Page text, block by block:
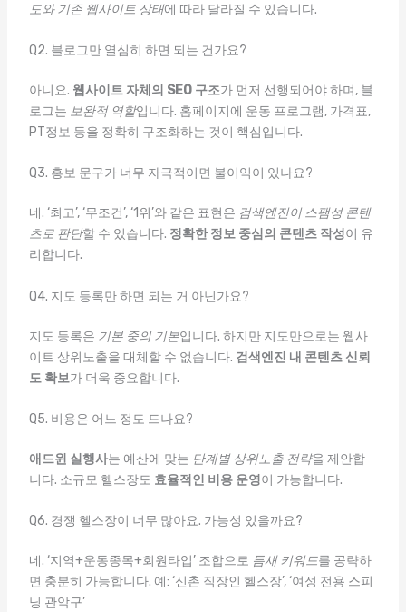
도와 기존 웹사이트 상태에 따라 달라질 수 있습니다.
Q2. 블로그만 열심히 하면 되는 건가요?
아니요. 웹사이트 자체의 SEO 구조가 먼저 선행되어야 하며, 블
로그는 보완적 역할입니다. 홈페이지에 운동 프로그램, 가격표,
PT정보 등을 정확히 구조화하는 것이 핵심입니다.
Q3. 홍보 문구가 너무 자극적이면 불이익이 있나요?
네. ‘최고’, ‘무조건’, ‘1위’와 같은 표현은 검색엔진이 스팸성 콘텐
츠로 판단할 수 있습니다. 정확한 정보 중심의 콘텐츠 작성이 유
리합니다.
Q4. 지도 등록만 하면 되는 거 아닌가요?
지도 등록은 기본 중의 기본입니다. 하지만 지도만으로는 웹사
이트 상위노출을 대체할 수 없습니다. 검색엔진 내 콘텐츠 신뢰
도 확보가 더욱 중요합니다.
Q5. 비용은 어느 정도 드나요?
애드윈 실행사는 예산에 맞는 단계별 상위노출 전략을 제안합
니다. 소규모 헬스장도 효율적인 비용 운영이 가능합니다.
Q6. 경쟁 헬스장이 너무 많아요. 가능성 있을까요?
네. ‘지역+운동종목+회원타입’ 조합으로 틈새 키워드를 공략하
면 충분히 가능합니다. 예: ‘신촌 직장인 헬스장’, ‘여성 전용 스피
닝 관악구’